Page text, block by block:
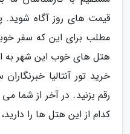
قیمت های روز آگاه شوید.
مطلب برای این که سفر
هتل های خوب این شهر به
خرید تور آنتالیا
رقم بزنید. در آخر از شما
کدام از این هتل ها را